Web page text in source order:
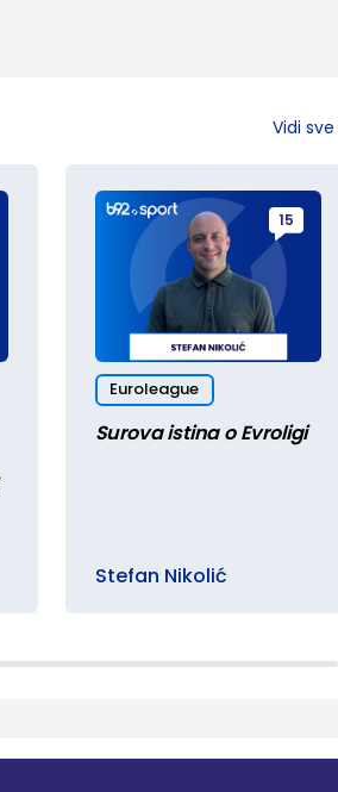
Vidi sve
15
Euroleague
Surova istina o Evroligi
Stefan Nikolić